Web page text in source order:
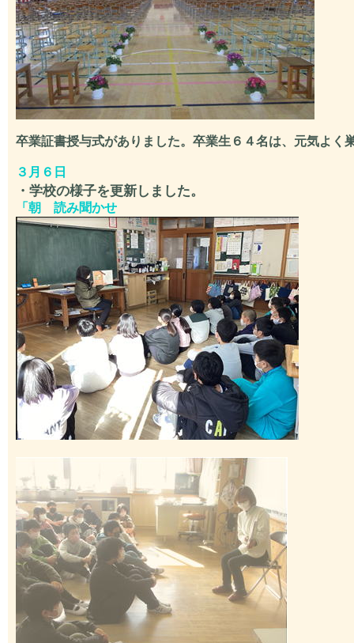
卒業証書授与式がありました。卒業生６４名は、元気よく
３月６日
・学校の様子を更新しました。
「 朝 読み聞かせ